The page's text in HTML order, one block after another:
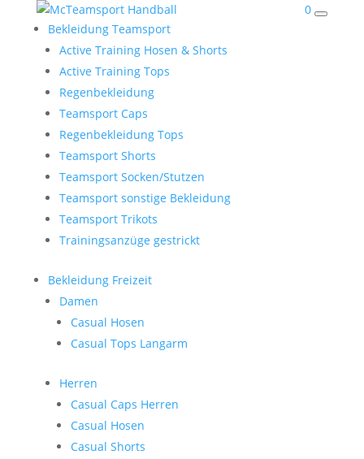
0
Bekleidung Teamsport
Active Training Hosen & Shorts
Active Training Tops
Regenbekleidung
Teamsport Caps
Regenbekleidung Tops
Teamsport Shorts
Teamsport Socken/Stutzen
Teamsport sonstige Bekleidung
Teamsport Trikots
Trainingsanzüge gestrickt
Bekleidung Freizeit
Damen
Casual Hosen
Casual Tops Langarm
Herren
Casual Caps Herren
Casual Hosen
Casual Shorts